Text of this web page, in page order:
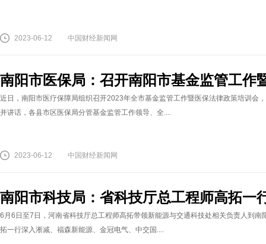
2023-06-12 中国财经新闻网
南阳市医保局：召开南阳市基金监管工作
近日，南阳市医疗保障局组织召开2023年全市基金监管工作暨医保法律政策培训会
并讲话，各县市区医保局分管基金监管工作领导、全....
2023-06-12 中国财经新闻网
南阳市科技局：省科技厅总工程师高拓一
6月6日至7日，河南省科技厅总工程师高拓带领新能源与交通科技处相关负责人到
拓一行深入淅减、福森新能源、金冠电气、中交国....